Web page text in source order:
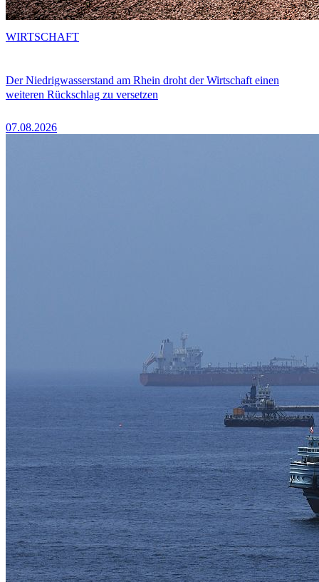
Der Niedrigwasserstand am Rhein droht der Wirtschaft einen
weiteren Rückschlag zu versetzen
07.08.2026
WIRTSCHAFT